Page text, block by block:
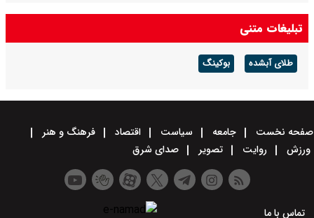
تبلیغات متنی
طلای آبشده بوکینگ
صفحه نخست جامعه سیاست اقتصاد
فرهنگ و هنر
ورزش
روایت تصویر صدای شرق
تماس با ما